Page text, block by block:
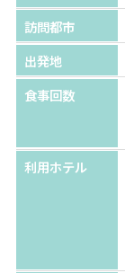
訪問都市
出発地
食事回数
利用ホテル